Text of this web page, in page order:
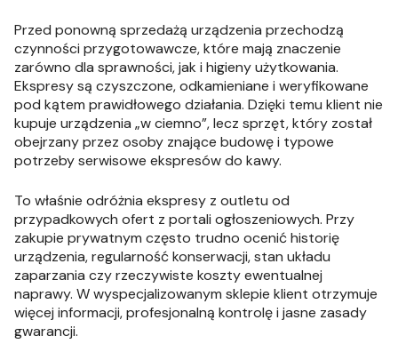
Przed ponowną sprzedażą urządzenia przechodzą
czynności przygotowawcze, które mają znaczenie
zarówno dla sprawności, jak i higieny użytkowania.
Ekspresy są czyszczone, odkamieniane i weryfikowane
pod kątem prawidłowego działania. Dzięki temu klient nie
kupuje urządzenia „w ciemno”, lecz sprzęt, który został
obejrzany przez osoby znające budowę i typowe
potrzeby serwisowe ekspresów do kawy.
To właśnie odróżnia ekspresy z outletu od
przypadkowych ofert z portali ogłoszeniowych. Przy
zakupie prywatnym często trudno ocenić historię
urządzenia, regularność konserwacji, stan układu
zaparzania czy rzeczywiste koszty ewentualnej
naprawy. W wyspecjalizowanym sklepie klient otrzymuje
więcej informacji, profesjonalną kontrolę i jasne zasady
gwarancji.